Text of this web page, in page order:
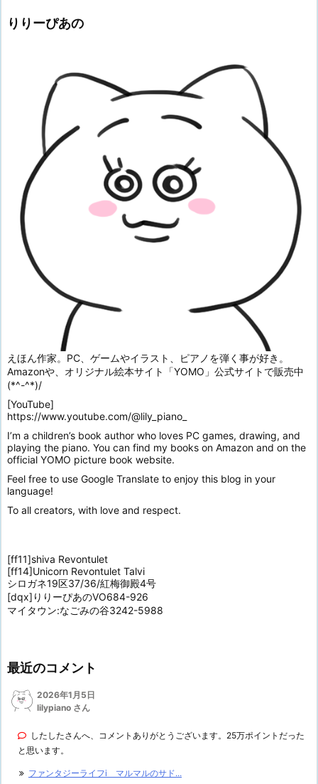
りりーぴあの
えほん作家。PC、ゲームやイラスト、ピアノを弾く事が好き。
Amazonや、オリジナル絵本サイト「YOMO」公式サイトで販売中
(*^-^*)/
[YouTube]
https://www.youtube.com/@lily_piano_
I’m a children’s book author who loves PC games, drawing, and
playing the piano. You can find my books on Amazon and on the
official YOMO picture book website.
Feel free to use Google Translate to enjoy this blog in your
language!
To all creators, with love and respect.
[ff11]shiva Revontulet
[ff14]Unicorn Revontulet Talvi
シロガネ19区37/36/紅梅御殿4号
[dqx]りりーぴあのVO684-926
マイタウン:なごみの谷3242-5988
最近のコメント
2026年1月5日
lilypiano さん
したしたさんへ、コメントありがとうございます。25万ポイントだった
と思います。
ファンタジーライフi マルマルのサド...